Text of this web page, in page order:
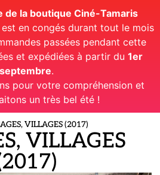
de la boutique Ciné-Tamaris
en congés durant tout le mois
passées pendant cette
et expédiées à partir du 1er
septembre.
pour votre compréhension et
un très bel été !
VILLAGES (2017)
VILLAGES